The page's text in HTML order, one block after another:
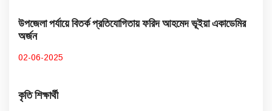
উপজেলা পর্যায়ে বিতর্ক প্রতিযোগিতায় ফরিদ আহমেদ ভূইয়া একাডেমির
অর্জন
02-06-2025
কৃতি শিক্ষার্থী